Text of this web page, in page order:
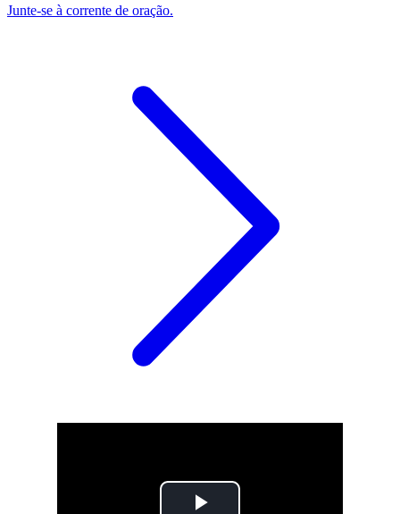
Junte-se à corrente de oração.